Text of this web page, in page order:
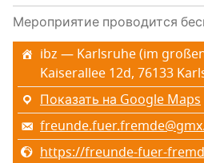
Мероприятие проводится
ibz — Karlsruhe (im
Kaiserallee 12d, 76133
Показать на Google Maps
https://freunde-fuer-